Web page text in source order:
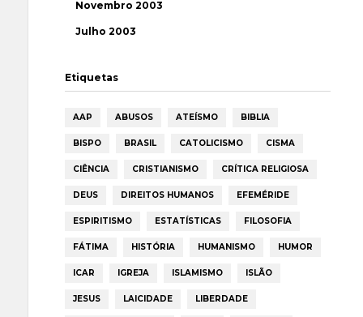
Novembro 2003
Julho 2003
Etiquetas
AAP ABUSOS ATEÍSMO BIBLIA
BISPO BRASIL CATOLICISMO CISMA
CIÊNCIA CRISTIANISMO CRÍTICA RELIGIOSA
DEUS DIREITOS HUMANOS EFEMÉRIDE
ESPIRITISMO ESTATÍSTICAS FILOSOFIA
FÁTIMA HISTÓRIA HUMANISMO HUMOR
ICAR IGREJA ISLAMISMO ISLÃO
JESUS LAICIDADE LIBERDADE